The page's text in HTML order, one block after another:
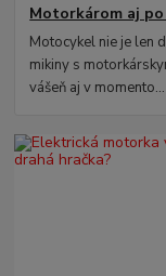
Motorkárom aj
Motocykel nie je len
mikiny s
vášeň aj v